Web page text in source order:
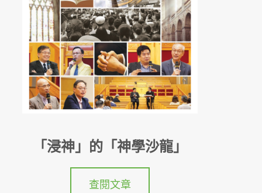
「浸神」的「神學沙龍」
查閱文章